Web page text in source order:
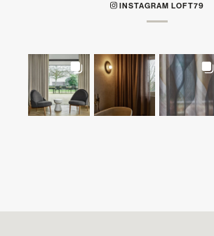
INSTAGRAM LOFT79